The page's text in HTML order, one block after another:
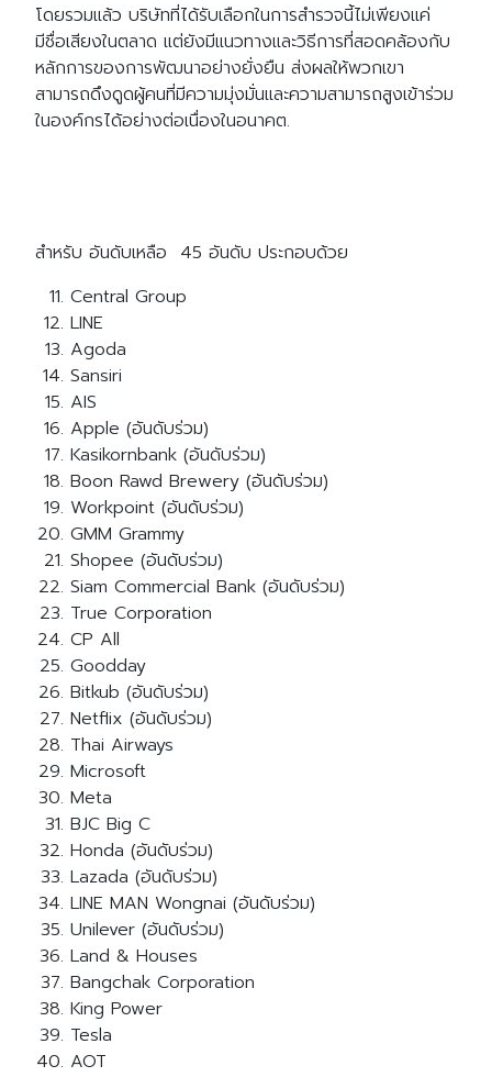
โดยรวมแล้ว บริษัทที่ได้รับเลือกในการสำรวจนี้ไม่เพียงแค่
มีชื่อเสียงในตลาด แต่ยังมีแนวทางและวิธีการที่สอดคล้องกับ
หลักการของการพัฒนาอย่างยั่งยืน ส่งผลให้พวกเขา
สามารถดึงดูดผู้คนที่มีความมุ่งมั่นและความสามารถสูงเข้าร่วม
ในองค์กรได้อย่างต่อเนื่องในอนาคต.
สำหรับ อันดับเหลือ 45 อันดับ ประกอบด้วย
Central Group
LINE
Agoda
Sansiri
AIS
Apple (อันดับร่วม)
Kasikornbank (อันดับร่วม)
Boon Rawd Brewery (อันดับร่วม)
Workpoint (อันดับร่วม)
GMM Grammy
Shopee (อันดับร่วม)
Siam Commercial Bank (อันดับร่วม)
True Corporation
CP All
Goodday
Bitkub (อันดับร่วม)
Netflix (อันดับร่วม)
Thai Airways
Microsoft
Meta
BJC Big C
Honda (อันดับร่วม)
Lazada (อันดับร่วม)
LINE MAN Wongnai (อันดับร่วม)
Unilever (อันดับร่วม)
Land & Houses
Bangchak Corporation
King Power
Tesla
AOT